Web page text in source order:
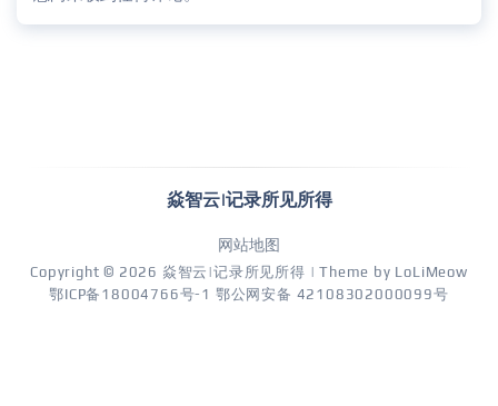
焱智云|记录所见所得
网站地图
Copyright © 2026 焱智云|记录所见所得 | Theme by LoLiMeow
鄂ICP备18004766号-1 鄂公网安备 42108302000099号